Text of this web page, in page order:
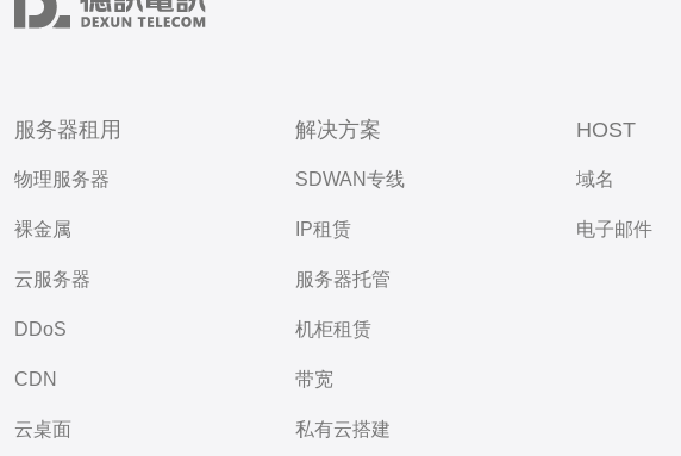
服务器租用
物理服务器
裸金属
云服务器
DDoS
CDN
云桌面
解决方案
SDWAN专线
IP租赁
服务器托管
机柜租赁
带宽
私有云搭建
HOST
域名
电子邮件